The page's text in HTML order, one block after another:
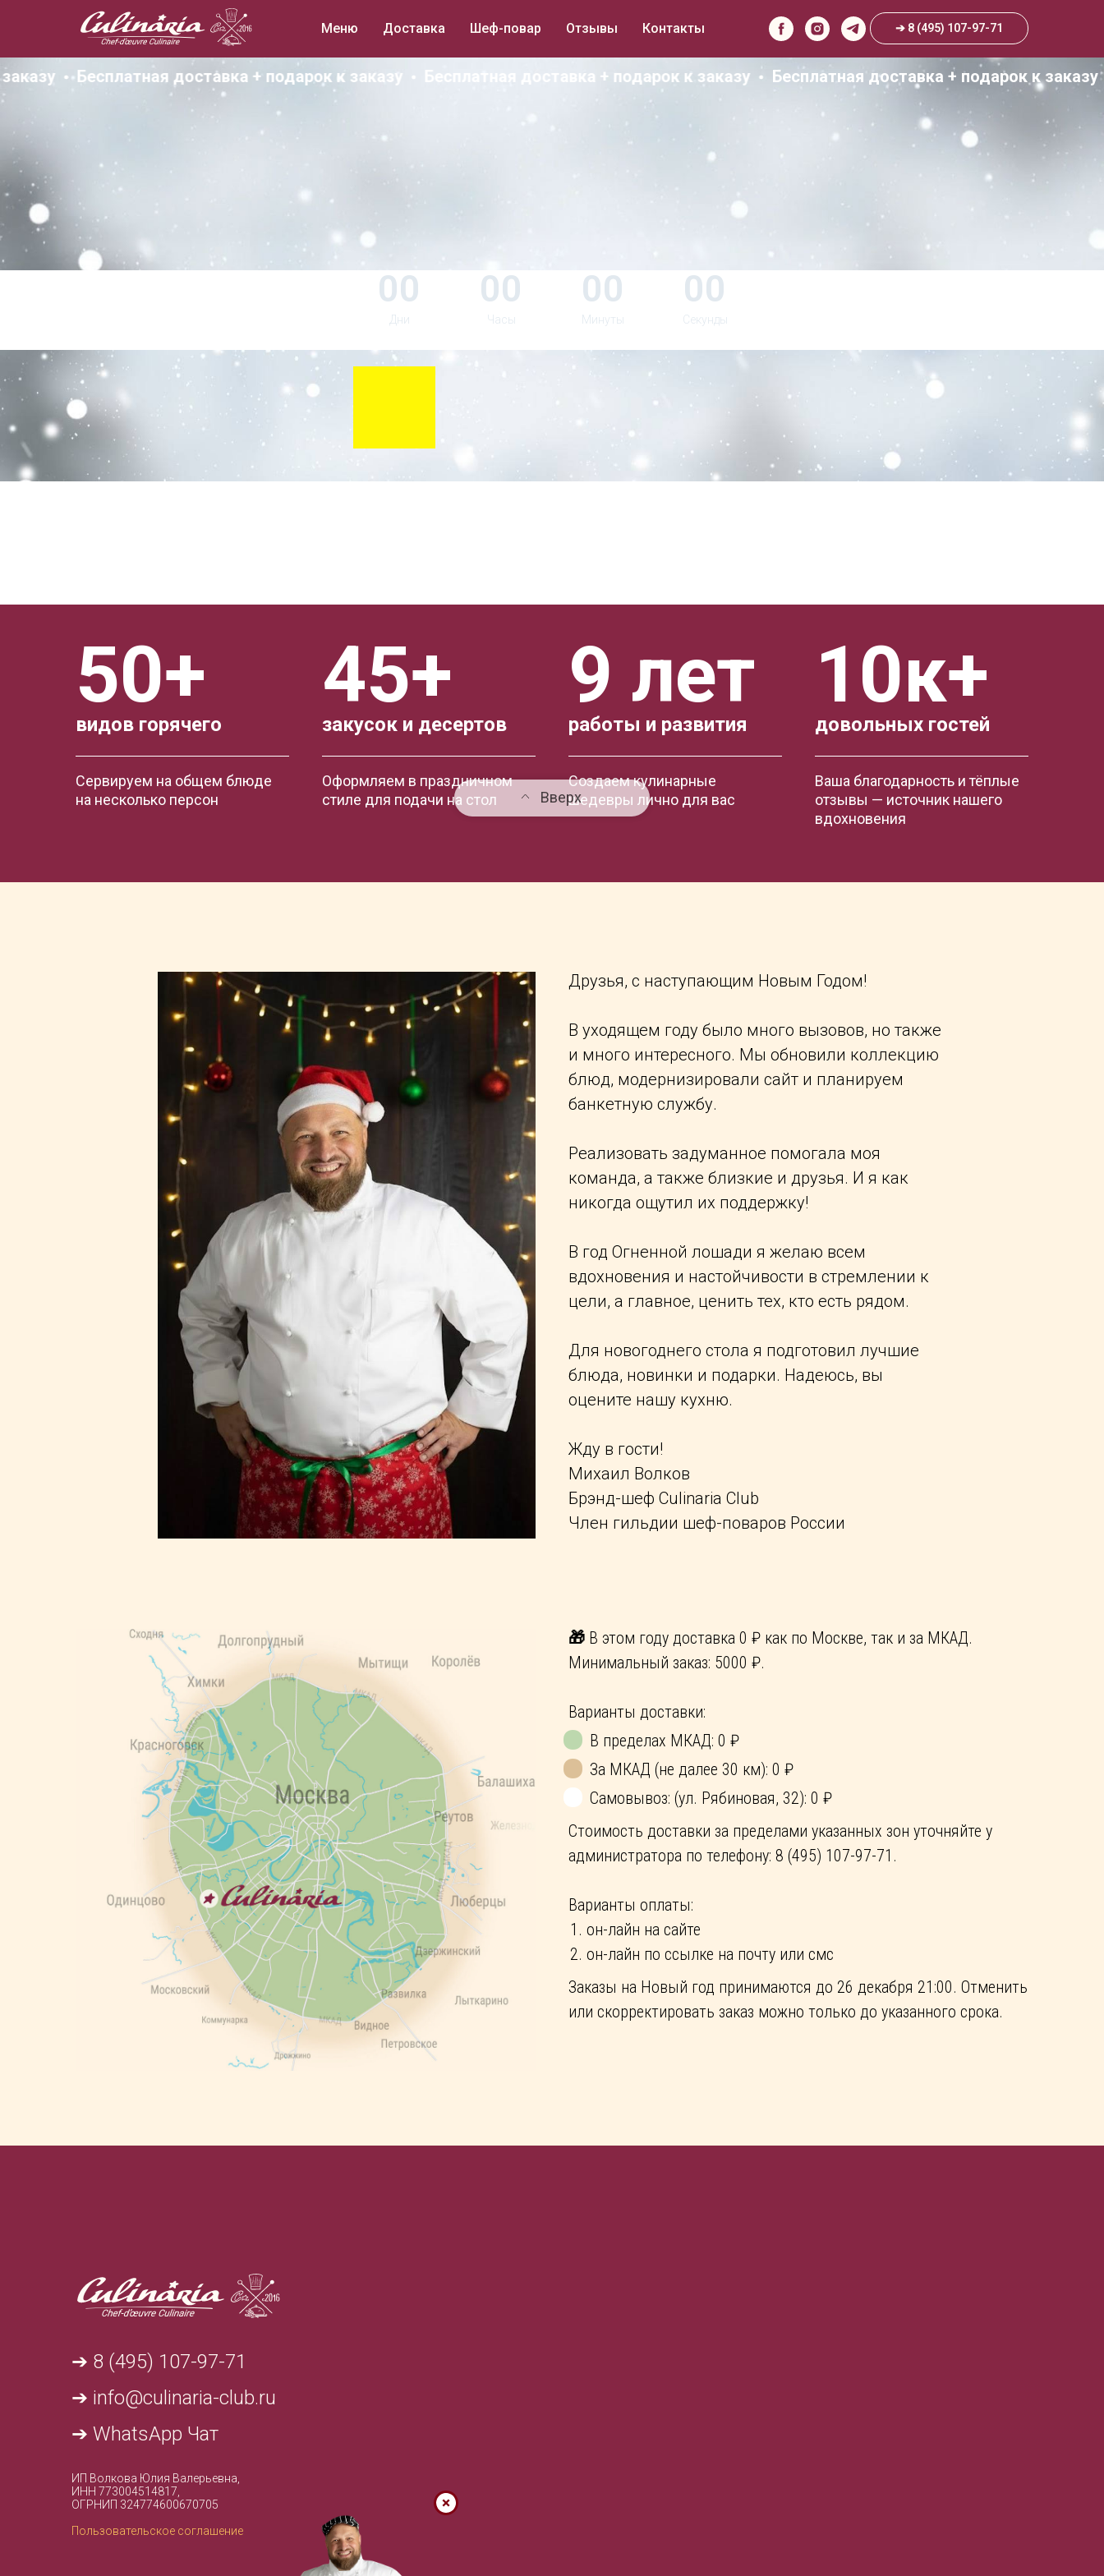
Меню Доставка Шеф-повар Отзывы Контакты ➔ 8 (495) 107-97-71
Бесплатная доставка + подарок к заказу Бесплатная доставка + подарок к заказу Бесплатная доставка + подарок к заказу
Новогоднее меню 2026
00
Дни
00
Часы
00
Минуты
00
Секунды
50+
видов горячего
Сервируем на общем блюде
на несколько персон
45+
закусок и десертов
Оформляем в праздничном
стиле для подачи на стол
9 лет
работы и развития
Создаем кулинарные
шедевры лично для вас
10к+
довольных гостей
Ваша благодарность и тёплые
отзывы — источник нашего
вдохновения
Друзья, с наступающим Новым Годом!
В уходящем году было много вызовов, но также
и много интересного. Мы обновили коллекцию
блюд, модернизировали сайт и планируем
банкетную службу.
Реализовать задуманное помогала моя
команда, а также близкие и друзья. И я как
никогда ощутил их поддержку!
В год Огненной лошади я желаю всем
вдохновения и настойчивости в стремлении к
цели, а главное, ценить тех, кто есть рядом.
Для новогоднего стола я подготовил лучшие
блюда, новинки и подарки. Надеюсь, вы
оцените нашу кухню.
Жду в гости!
Михаил Волков
Брэнд-шеф Culinaria Club
Член гильдии шеф-поваров России
🎁 В этом году доставка 0 ₽ как по Москве, так и за МКАД.
Минимальный заказ: 5000 ₽.
Варианты доставки:
•В пределах МКАД: 0 ₽
• За МКАД (не далее 30 км): 0 ₽
• Самовывоз: (ул. Рябиновая, 32): 0 ₽
Стоимость доставки за пределами указанных зон уточняйте у
администратора по телефону: 8 (495) 107-97-71.
Варианты оплаты:
он-лайн на сайте
он-лайн по ссылке на почту или смс
Заказы на Новый год принимаются до 26 декабря 21:00. Отменить
или скорректировать заказ можно только до указанного срока.
Вверх
➔ 8 (495) 107-97-71
➔ info@culinaria-club.ru
➔ WhatsApp Чат
ИП Волкова Юлия Валерьевна,
ИНН 773004514817,
ОГРНИП 324774600670705
Пользовательское соглашение